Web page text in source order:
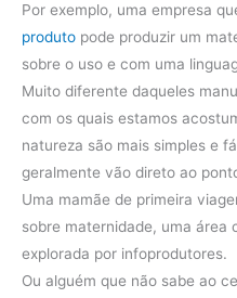
Por exemplo, uma empresa
produto pode produzir um
sobre o uso e com uma
Muito diferente daqueles
com os quais estamos
natureza são mais simples e
geralmente vão direto ao
Uma mamãe de primeira
sobre maternidade, uma área
explorada por infoprodutores.
Ou alguém que não sabe ao